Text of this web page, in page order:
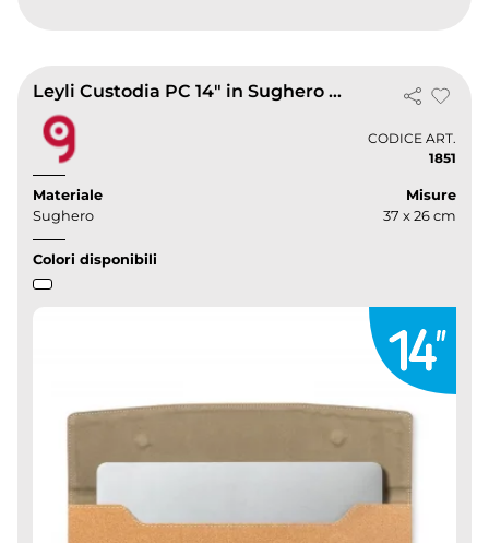
Leyli Custodia PC 14" in Sughero Naturale, Leggera e Imbottita
CODICE ART.
1851
Materiale
Sughero
Misure
37 x 26 cm
Colori disponibili